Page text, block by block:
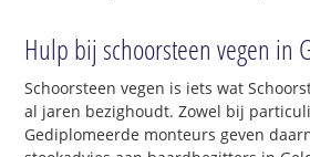
Hulp bij schoorsteen vegen in
Schoorsteen vegen is iets wat
al jaren bezighoudt. Zowel bij
Gediplomeerde monteurs geven